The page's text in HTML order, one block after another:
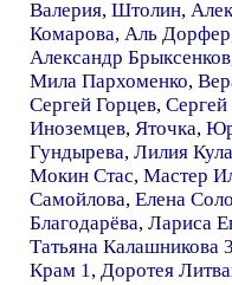
Валерия, Штолин,
Комарова, Аль Дорфер
Александр Брыксенков
Мила Пархоменко,
Сергей Горцев,
Иноземцев, Яточка,
Гундырева, Лилия
Мокин Стас, Мастер
Самойлова, Елена
Благодарёва, Лариса
Татьяна Калашникова 3
Крам 1, Доротея